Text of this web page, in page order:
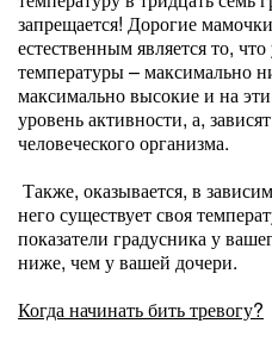
запрещается! Дорогие
естественным является то,
температуры – максимально
максимально высокие и на
уровень активности, а,
человеческого организма.
Также, оказывается, в
него существует своя
показатели градусника у
ниже, чем у вашей дочери.
Когда начинать бить тревогу?